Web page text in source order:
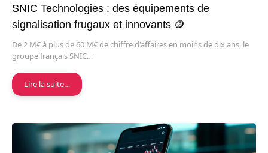
SNIC Technologies : des équipements de
signalisation frugaux et innovants 🪙
De 2 M€ à plus de 60 M€ de chiffre d'affaires en moins de dix ans, le
groupe français SNIC…
Lire la suite…